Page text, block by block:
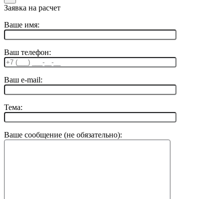
Заявка на расчет
Ваше имя:
Ваш телефон:
Ваш e-mail:
Тема:
Ваше сообщение (не обязательно):